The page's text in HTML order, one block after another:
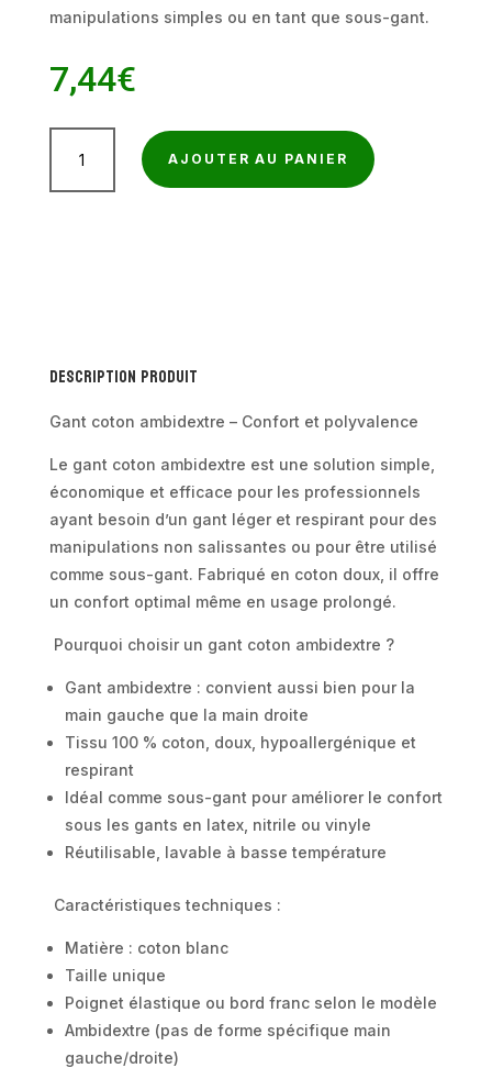
manipulations simples ou en tant que sous-gant.
7,44€
et
réutilisable
AJOUTER AU PANIER
Description produit
Gant coton ambidextre – Confort et polyvalence
Le gant coton ambidextre est une solution simple,
économique et efficace pour les professionnels
ayant besoin d’un gant léger et respirant pour des
manipulations non salissantes ou pour être utilisé
comme sous-gant. Fabriqué en coton doux, il offre
un confort optimal même en usage prolongé.
Pourquoi choisir un gant coton ambidextre ?
Gant ambidextre : convient aussi bien pour la
main gauche que la main droite
Tissu 100 % coton, doux, hypoallergénique et
respirant
Idéal comme sous-gant pour améliorer le confort
sous les gants en latex, nitrile ou vinyle
Réutilisable, lavable à basse température
Caractéristiques techniques :
Matière : coton blanc
Taille unique
Poignet élastique ou bord franc selon le modèle
Ambidextre (pas de forme spécifique main
gauche/droite)